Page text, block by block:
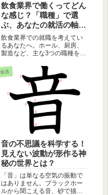
飲食業界で働くってどん
な感じ？「職種」で選
ぶ、あなたの就活の軸の
見つけ方 🍽️✨
飲食業界での就職を考えてい
るあなたへ。ホール、厨房、
製造など、主な3つの職種を具
の仕事内容や魅力から、「人
と関わるのが好き」「ものづ
くりをしたい」といった、あ
なたの個性や価値観に合う働
き方を見つけるヒントをお届
けします。
生活
音の不思議を科学する！
見えない波動が形作る神
秘の世界とは？
「音」は単なる空気の振動で
はありません。ブラックホー
ルから聞こえる音、砂で描か